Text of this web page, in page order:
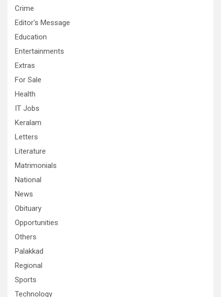
Crime
Editor's Message
Education
Entertainments
Extras
For Sale
Health
IT Jobs
Keralam
Letters
Literature
Matrimonials
National
News
Obituary
Opportunities
Others
Palakkad
Regional
Sports
Technology